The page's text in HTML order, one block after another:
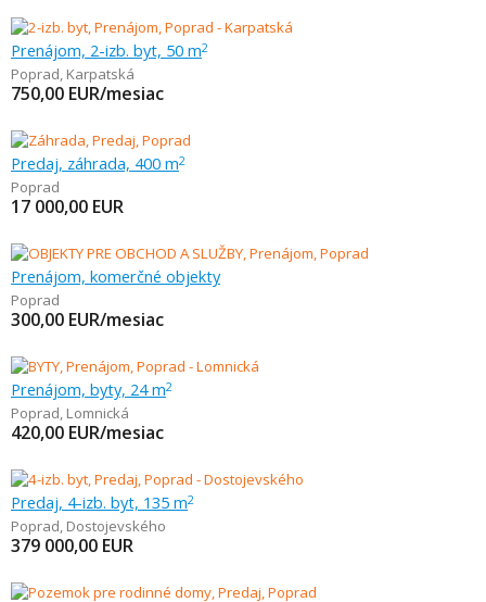
Prenájom, 2-izb. byt, 50 m2
Poprad, Karpatská
750,00 EUR/mesiac
Predaj, záhrada, 400 m2
Poprad
17 000,00 EUR
Prenájom, komerčné objekty
Poprad
300,00 EUR/mesiac
Prenájom, byty, 24 m2
Poprad, Lomnická
420,00 EUR/mesiac
Predaj, 4-izb. byt, 135 m2
Poprad, Dostojevského
379 000,00 EUR